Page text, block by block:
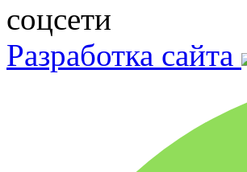
соцсети
Разработка сайта